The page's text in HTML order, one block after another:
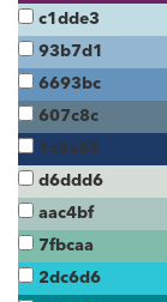
c1dde3
93b7d1
6693bc
607c8c
1c3a65
d6ddd6
aac4bf
7fbcaa
2dc6d6